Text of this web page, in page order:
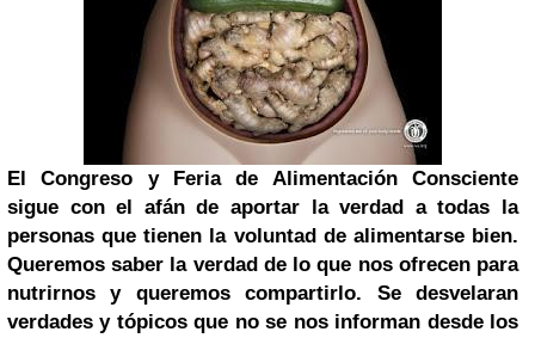
El Congreso y Feria de Alimentación Consciente
sigue con el afán de aportar la verdad a todas la
personas que tienen la voluntad de alimentarse bien.
Queremos saber la verdad de lo que nos ofrecen para
nutrirnos y queremos compartirlo. Se desvelaran
verdades y tópicos que no se nos informan desde los